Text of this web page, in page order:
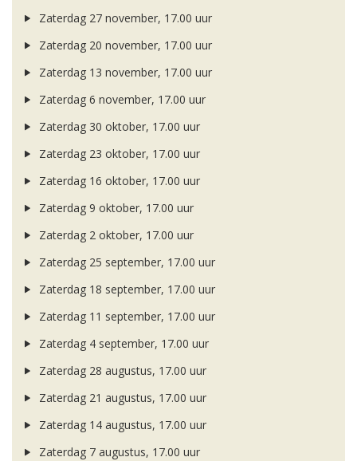
Zaterdag 27 november, 17.00 uur
Zaterdag 20 november, 17.00 uur
Zaterdag 13 november, 17.00 uur
Zaterdag 6 november, 17.00 uur
Zaterdag 30 oktober, 17.00 uur
Zaterdag 23 oktober, 17.00 uur
Zaterdag 16 oktober, 17.00 uur
Zaterdag 9 oktober, 17.00 uur
Zaterdag 2 oktober, 17.00 uur
Zaterdag 25 september, 17.00 uur
Zaterdag 18 september, 17.00 uur
Zaterdag 11 september, 17.00 uur
Zaterdag 4 september, 17.00 uur
Zaterdag 28 augustus, 17.00 uur
Zaterdag 21 augustus, 17.00 uur
Zaterdag 14 augustus, 17.00 uur
Zaterdag 7 augustus, 17.00 uur